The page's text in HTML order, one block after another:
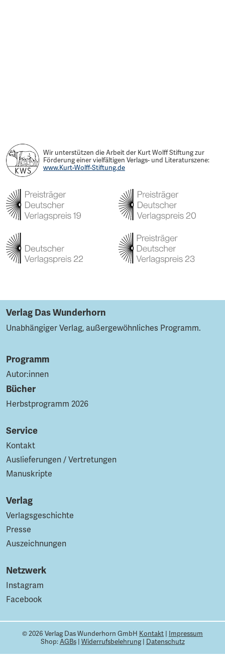
Wir unterstützen die Arbeit der Kurt Wolff Stiftung zur
Förderung einer vielfältigen Verlags- und Literaturszene:
www.Kurt-Wolff-Stiftung.de
Verlag Das Wunderhorn
Unabhängiger Verlag, außergewöhnliches Programm.
Programm
Autor:innen
Bücher
Herbstprogramm 2026
Service
Kontakt
Auslieferungen / Vertretungen
Manuskripte
Verlag
Verlagsgeschichte
Presse
Auszeichnungen
Netzwerk
Instagram
Facebook
© 2026 Verlag Das Wunderhorn GmbH Kontakt | Impressum
Shop:AGBs| Widerrufsbelehrung| Datenschutz